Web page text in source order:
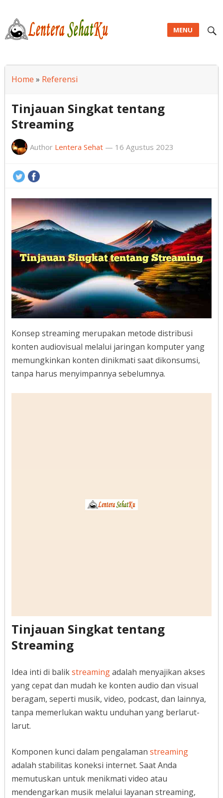
MENU
Home » Referensi
Tinjauan Singkat tentang
Streaming
Author Lentera Sehat— 16 Agustus 2023
Konsep streaming merupakan metode distribusi
konten audiovisual melalui jaringan komputer yang
memungkinkan konten dinikmati saat dikonsumsi,
tanpa harus menyimpannya sebelumnya.
Tinjauan Singkat tentang
Streaming
Idea inti di balikstreamingadalah menyajikan akses
yang cepat dan mudah ke konten audio dan visual
beragam, seperti musik, video, podcast, dan lainnya,
tanpa memerlukan waktu unduhan yang berlarut-
larut.
Komponen kunci dalam pengalaman streaming
adalah stabilitas koneksi internet. Saat Anda
memutuskan untuk menikmati video atau
mendengarkan musik melalui layanan streaming,